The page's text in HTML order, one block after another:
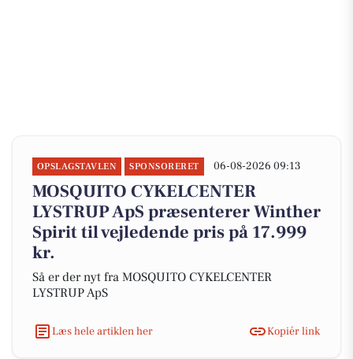
OPSLAGSTAVLEN SPONSORERET 06-08-2026 09:13
MOSQUITO CYKELCENTER
LYSTRUP ApS præsenterer Winther
Spirit til vejledende pris på 17.999
kr.
Så er der nyt fra MOSQUITO CYKELCENTER
LYSTRUP ApS
Læs hele artiklen her Kopiér link